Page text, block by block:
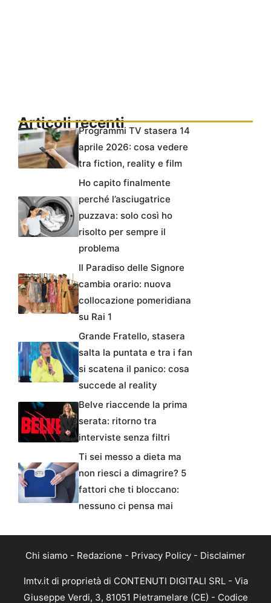
Articoli recentiProgrammi TV stasera 14
aprile 2026: cosa vedere
tra fiction, reality e film
Ho capito finalmente
perché l’asciugatrice
puzzava: solo così ho
risolto per sempre il
problema
Il Paradiso delle Signore
cambia orario: nuova
collocazione pomeridiana
su Rai 1
Grande Fratello, stasera
salta la puntata e tra i fan
si scatena il panico: cosa
succede al reality
Belve riaccende la prima
serata: ritorno tra
interviste senza filtri
Ti sei messo a dieta ma
non riesci a dimagrire? 5
fattori che ti bloccano:
nessuno ci pensa mai
Chi siamo - Redazione - Privacy Policy - Disclaimer
Imtv.it di proprietà di CONTENUTI DIGITALI SRL - Via
Giuseppe Verdi, 3, 81051 Pietramelare (CE) - Codice